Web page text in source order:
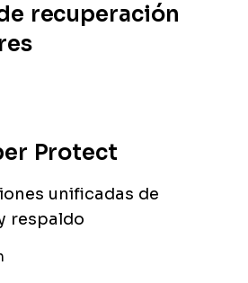
recuperación
Protect
unificadas de
respaldo